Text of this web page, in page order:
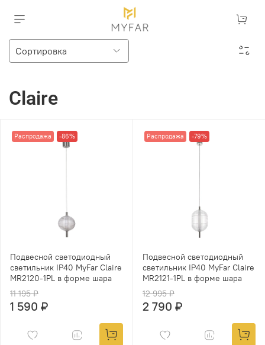
Claire
Распродажа -86%
Подвесной светодиодный
светильник IP40 MyFar Claire
MR2120-1PL в форме шара
11 195 ₽
1 590 ₽
Распродажа -79%
Подвесной светодиодный
светильник IP40 MyFar Claire
MR2121-1PL в форме шара
12 995 ₽
2 790 ₽